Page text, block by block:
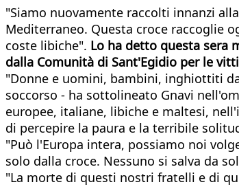
"Siamo nuovamente raccolti innanzi
Mediterraneo. Questa croce raccoglie
coste libiche". Lo ha detto questa sera
dalla Comunità di Sant'Egidio per le
"Donne e uomini, bambini, inghiottiti
soccorso - ha sottolineato Gnavi
europee, italiane, libiche e maltesi,
di percepire la paura e la terribile
"Può l'Europa intera, possiamo noi
solo dalla croce. Nessuno si salva da
"La morte di questi nostri fratelli e di